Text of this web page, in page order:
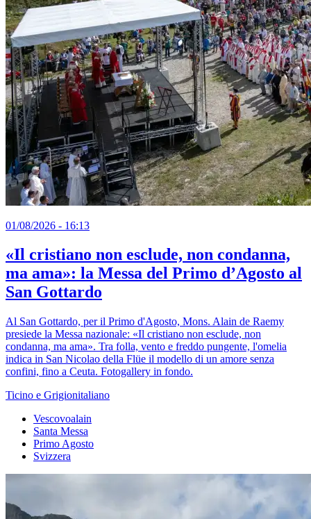
01/08/2026 - 16:13
«Il cristiano non esclude, non condanna,
ma ama»: la Messa del Primo d’Agosto al
San Gottardo
Al San Gottardo, per il Primo d'Agosto, Mons. Alain de Raemy
presiede la Messa nazionale: «Il cristiano non esclude, non
condanna, ma ama». Tra folla, vento e freddo pungente, l'omelia
indica in San Nicolao della Flüe il modello di un amore senza
confini, fino a Ceuta. Fotogallery in fondo.
Ticino e Grigionitaliano
Vescovoalain
Santa Messa
Primo Agosto
Svizzera